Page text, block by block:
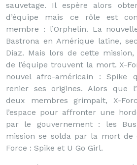
sauvetage. Il espère alors
d’équipe mais ce rôle est
membre : l’Orphelin. La
Bastrona en Amérique latine,
Diaz. Mais lors de cette
de l’équipe trouvent la mort. X-
nouvel afro-américain : Spike
renier ses origines. Alors que
deux membres grimpait, X-
l’espace pour affronter une
par le gouvernement : les
mission se solda par la mort de
Force : Spike et U Go Girl.